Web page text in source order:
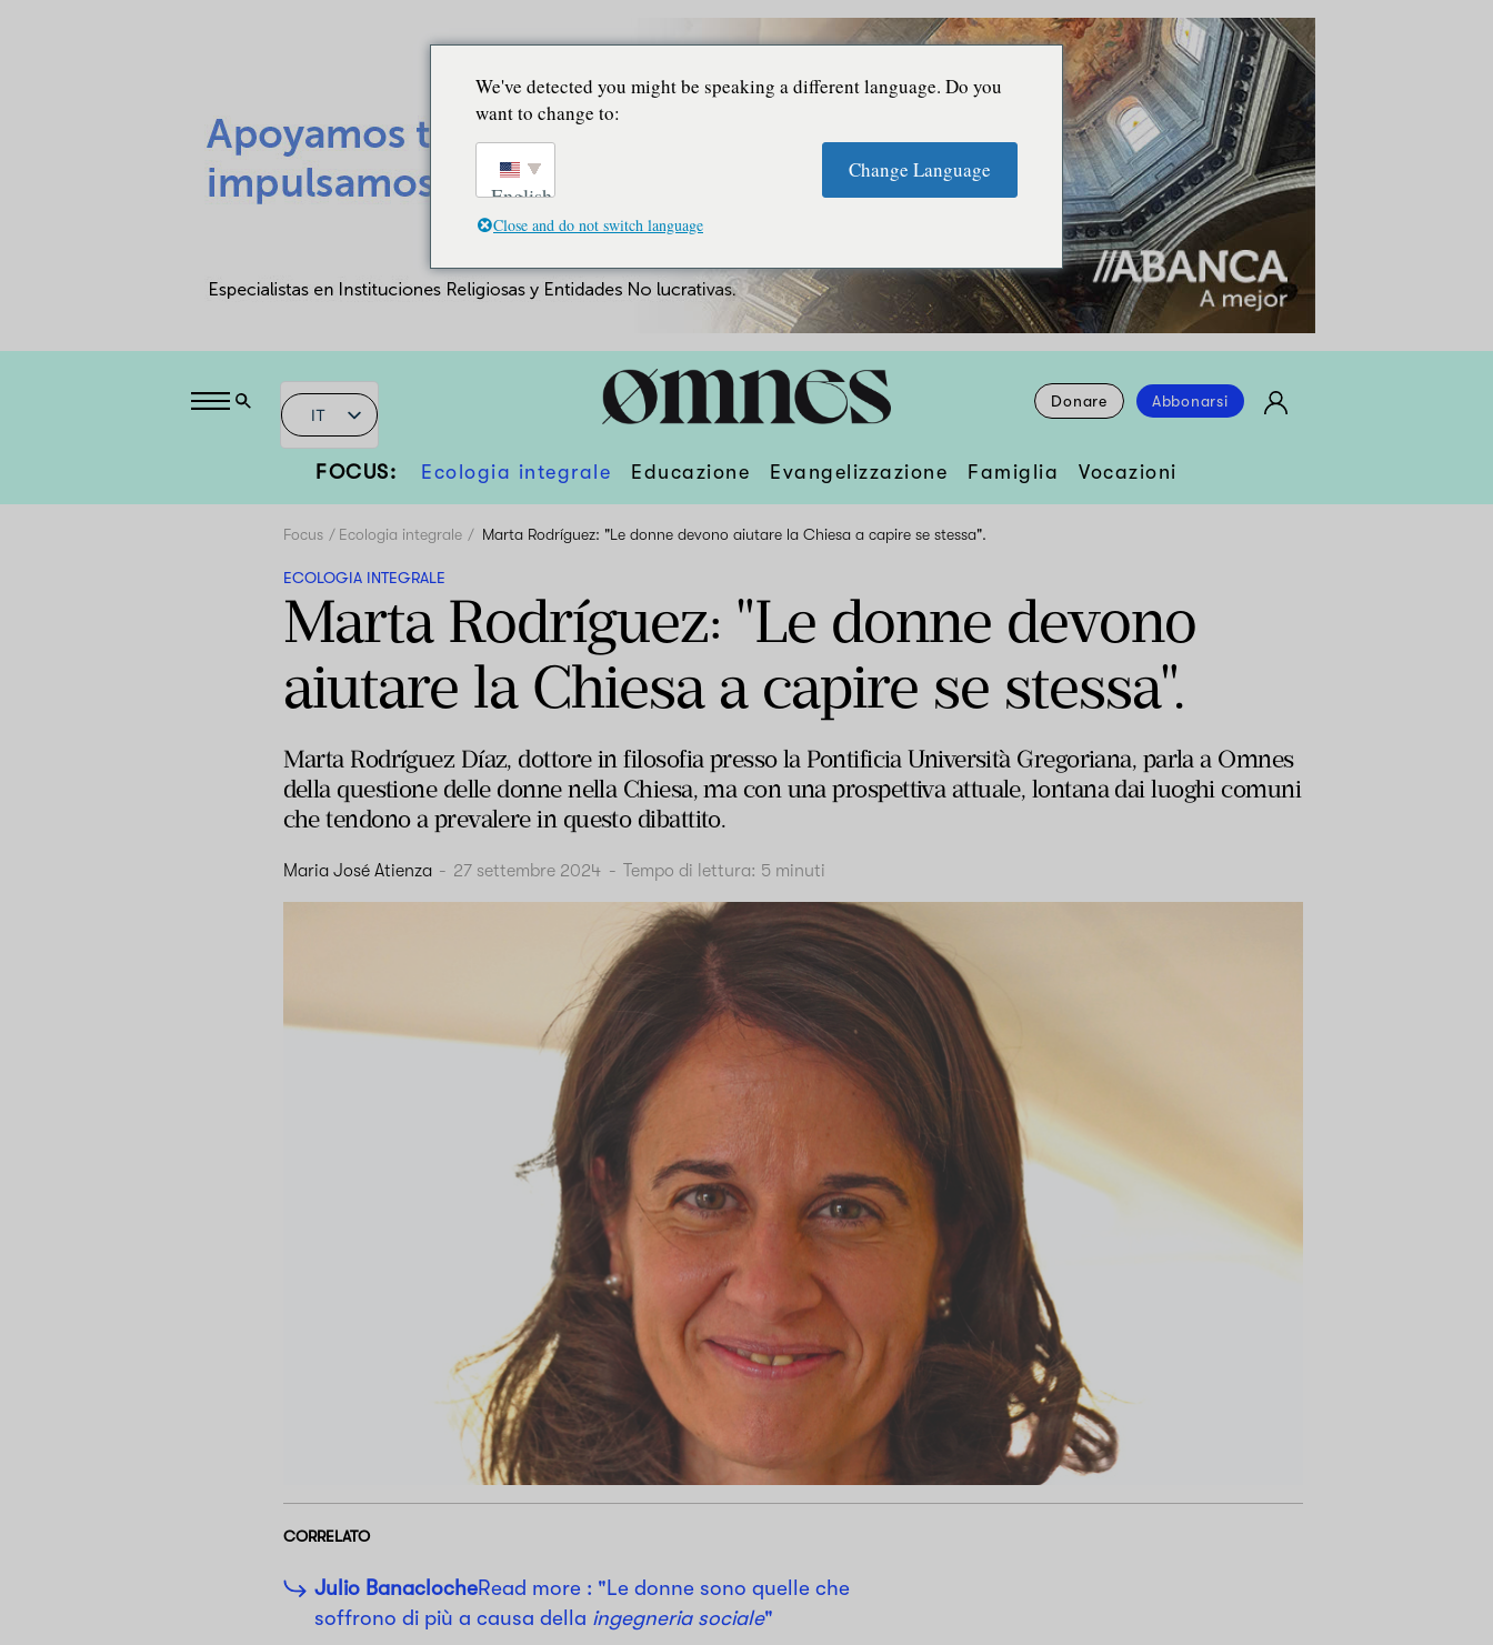
IT
Donare Abbonarsi
FOCUS: Ecologia integrale Educazione Evangelizzazione Famiglia Vocazioni
Focus Ecologia integrale Marta Rodríguez: "Le donne devono aiutare la Chiesa a capire se stessa".
ECOLOGIA INTEGRALE
Marta Rodríguez: "Le donne devono
aiutare la Chiesa a capire se stessa".
Marta Rodríguez Díaz, dottore in filosofia presso la Pontificia Università Gregoriana, parla a Omnes
della questione delle donne nella Chiesa, ma con una prospettiva attuale, lontana dai luoghi comuni
che tendono a prevalere in questo dibattito.
Maria José Atienza - 27 settembre 2024 - Tempo di lettura: 5 minuti
CORRELATO
Julio BanaclocheRead more : "Le donne sono quelle che
soffrono di più a causa della ingegneria sociale"
We've detected you might be speaking a different language. Do you
want to change to:
English
Change Language
Close and do not switch language